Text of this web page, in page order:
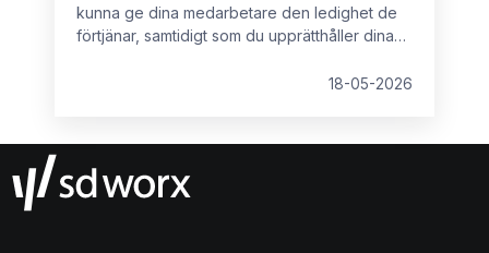
kunna ge dina medarbetare den ledighet de
förtjänar, samtidigt som du upprätthåller dina
18-05-2026